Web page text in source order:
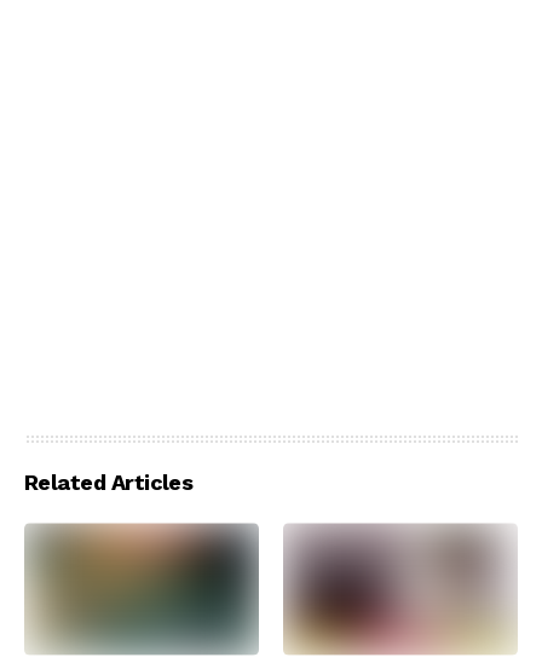
Related Articles